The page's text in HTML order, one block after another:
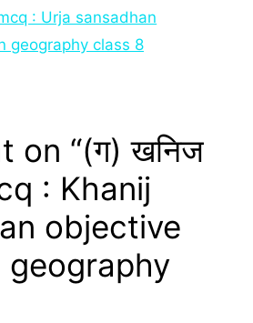
: Urja sansadhan
geography class 8
on “(ग) खनिज
: Khanij
objective
geography